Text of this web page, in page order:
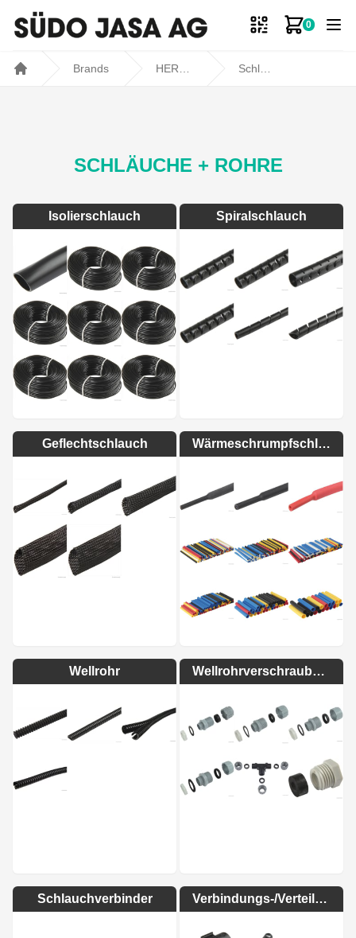
0
Zum
Brands
SCHLÄUCHE + ROHRE
Isolierschlauch Spiralschlauch
Geflechtschlauch Wärmeschrumpfschlauch
Wellrohr Wellrohrverschraubung
Schlauchverbinder Verbindungs-/Verteilerstück Rohrleitungen